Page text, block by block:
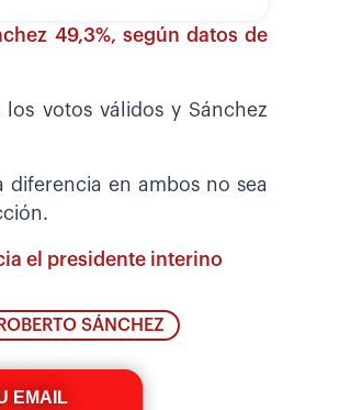
49,3%, según datos de
votos válidos y Sánchez
diferencia en ambos no sea
el presidente interino
ROBERTO SÁNCHEZ
EMAIL